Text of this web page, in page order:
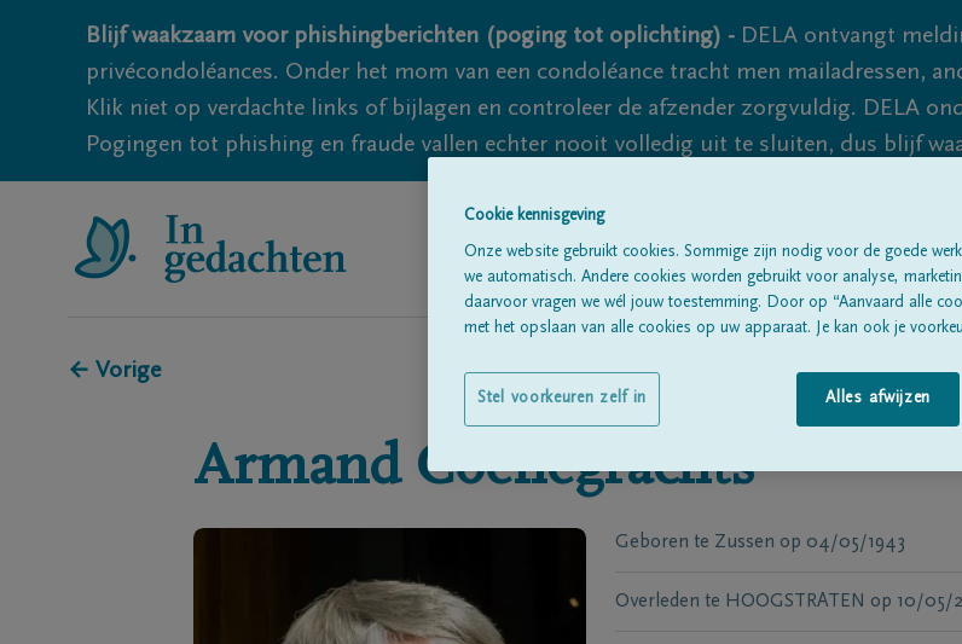
Blijf waakzaam voor phishingberichten (poging tot oplichting) - DELA ontvangt
privécondoléances. Onder het mom van een condoléance tracht men mailadressen,
Klik niet op verdachte links of bijlagen en controleer de afzender zorgvuldig. DELA
Pogingen tot phishing en fraude vallen echter nooit volledig uit te sluiten, dus blijf
Alle
← Vorige
Armand Coenegrachts
Geboren te Zussen op 04/05/1943
Overleden te HOOGSTRATEN op 10/05/
Cookie kennisgeving
Onze website gebruikt cookies. Sommige zijn nodig voor de goede
we automatisch. Andere cookies worden gebruikt voor analyse,
daarvoor vragen we wél jouw toestemming. Door op “Aanvaard alle
met het opslaan van alle cookies op uw apparaat. Je kan ook je
Alles afwijzen
Stel voorkeuren zelf in